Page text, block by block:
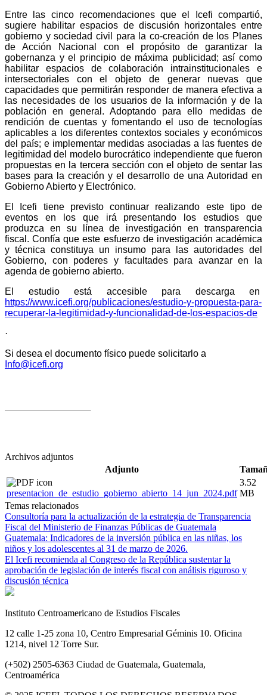
Entre las cinco recomendaciones que el Icefi compartió,
sugiere habilitar espacios de discusión horizontales entre
gobierno y sociedad civil para la co-creación de los Planes
de Acción Nacional con el propósito de garantizar la
gobernanza y el principio de máxima publicidad; así como
habilitar espacios de colaboración intrainstitucionales e
intersectoriales con el objeto de generar nuevas que
capacidades que permitirán responder de manera efectiva a
las necesidades de los usuarios de la información y de la
población en general. Adoptando para ello medidas de
rendición de cuentas y fomentando el uso de tecnologías
aplicables a los diferentes contextos sociales y económicos
del país; e implementar medidas asociadas a las fuentes de
legitimidad del modelo burocrático independiente que fueron
propuestas en la tercera sección con el objeto de sentar las
bases para la creación y el desarrollo de una Autoridad en
Gobierno Abierto y Electrónico.
El Icefi tiene previsto continuar realizando este tipo de
eventos en los que irá presentando los estudios que
produzca en su línea de investigación en transparencia
fiscal. Confía que este esfuerzo de investigación académica
y técnica constituya un insumo para las autoridades del
Gobierno, con poderes y facultades para avanzar en la
agenda de gobierno abierto.
El estudio está accesible para descarga en
https://www.icefi.org/publicaciones/estudio-y-propuesta-para-
recuperar-la-legitimidad-y-funcionalidad-de-los-espacios-de
·
Si desea el documento físico puede solicitarlo a
Info@icefi.org
Archivos adjuntos
Adjunto
presentacion_de_estudio_gobierno_abierto_14_jun_2024.pdf
3.52
MB
Temas relacionados
Consultoría para la actualización de la estrategia de Transparencia
Fiscal del Ministerio de Finanzas Públicas de Guatemala
Guatemala: Indicadores de la inversión pública en las niñas, los
niños y los adolescentes al 31 de marzo de 2026.
El Icefi recomienda al Congreso de la República sustentar la
aprobación de legislación de interés fiscal con análisis riguroso y
discusión técnica
Instituto Centroamericano de Estudios Fiscales
12 calle 1-25 zona 10, Centro Empresarial Géminis 10. Oficina
1214, nivel 12 Torre Sur.
(+502) 2505-6363 Ciudad de Guatemala, Guatemala,
Centroamérica